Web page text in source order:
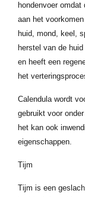
hondenvoer
aan het
huid, mond, keel,
herstel van de
en heeft een
het
Calendula wordt
gebruikt voor
het kan ook
eigenschappen.
Tijm
Tijm is een